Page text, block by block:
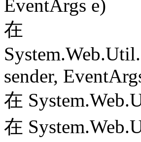
EventArgs e)
在
sender,
在
在